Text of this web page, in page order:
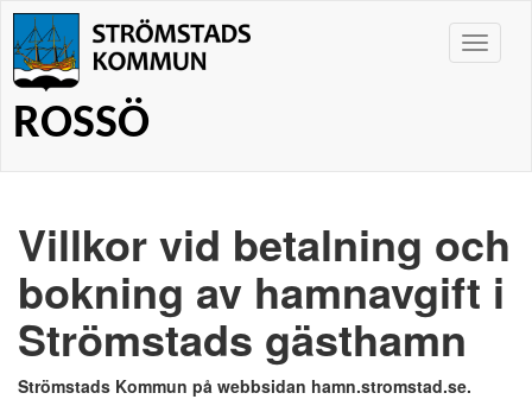
ROSSÖ
Toggle
Villkor vid betalning och
bokning av hamnavgift i
Strömstads gästhamn
Strömstads Kommun på webbsidan hamn.stromstad.se.